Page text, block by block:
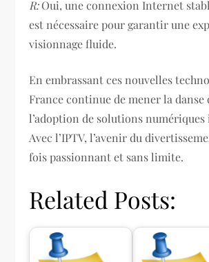
R:Oui, une connexion Internet
est nécessaire pour garantir une
visionnage fluide.
En embrassant ces nouvelles
France continue de mener la danse
l’adoption de solutions numériques
Avec l’IPTV, l’avenir du
fois passionnant et sans limite.
Related Posts: